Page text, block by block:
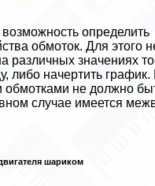
определить
обмоток. Для этого
различных значениях
либо начертить
обмотками не должно
случае имеется
шариком